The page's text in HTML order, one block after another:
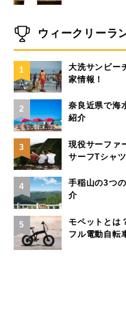
ウィークリーラ
1
大洗サンビー
家情報！
2
奈良近県で海
紹介
3
現役サーファ
サーフTシャツ
4
手稲山の3つ
介
5
モペットとは
フル電動自転